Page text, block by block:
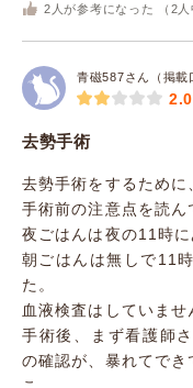
2 人が参考になった （ 2 人
青磁587さん（掲載
2.0
去勢手術
去勢手術をするために
手術前の注意点を読ん
夜ごはんは夜の11時
朝ごはんは無しで11
た。
血液検査はしていませ
手術後、まず看護師
の確認が、暴れてで